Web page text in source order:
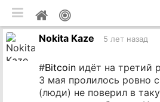
Мой
профиль
Nokita Kaze
5 лет назад
#Bitcoin идёт на третий
3 мая пролилось ровно
(люди) не поверил в
мобильная версия